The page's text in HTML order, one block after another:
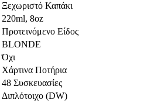
Ξεχωριστό Καπάκι
220ml, 8oz
Προτεινόμενο Είδος
BLONDE
Όχι
Χάρτινα Ποτήρια
48 Συσκευασίες
Διπλότοιχο (DW)